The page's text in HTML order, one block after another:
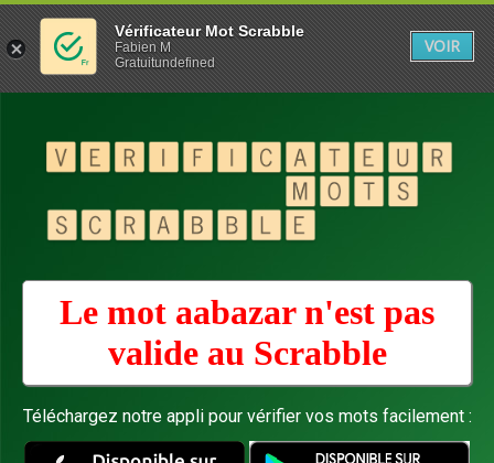
Le mot aabazar n'est pas
valide au Scrabble
Téléchargez notre appli pour vérifier vos mots facilement :
Vérificateur Mot Scrabble
Fabien M
Gratuitundefined
VOIR